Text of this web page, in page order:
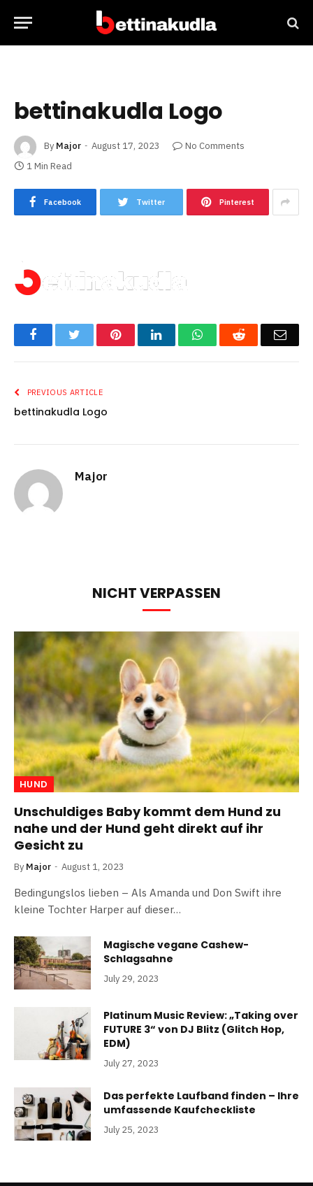
bettinakudla Logo
By Major August 17, 2023
No Comments
1 Min Read
Facebook Twitter Pinterest
FacebookTwitter PinterestLinkedInWhatsAppReddit
PREVIOUS ARTICLE
bettinakudla Logo
Major
NICHT VERPASSEN
HUND
Unschuldiges Baby kommt dem Hund zu
nahe und der Hund geht direkt auf ihr
Gesicht zu
By Major August 1, 2023
Bedingungslos lieben – Als Amanda und Don Swift ihre
kleine Tochter Harper auf dieser…
Magische vegane Cashew-
Schlagsahne
July 29, 2023
Platinum Music Review: „Taking over
FUTURE 3“ von DJ Blitz (Glitch Hop,
EDM)
July 27, 2023
Das perfekte Laufband finden – Ihre
umfassende Kaufcheckliste
July 25, 2023